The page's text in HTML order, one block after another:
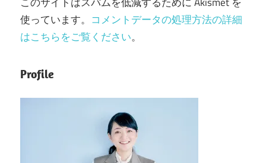
使っています。 コメントデータの処理方法の詳細
はこちらをご覧ください。
Profile